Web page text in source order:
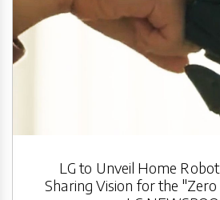
LG to Unveil Home Robot
Sharing Vision for the